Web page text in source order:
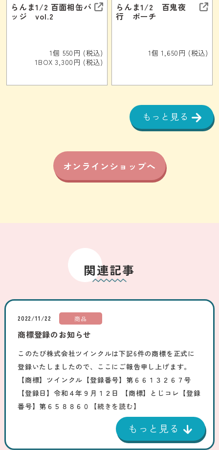
らんま1/2 百面相缶バ
ッジ vol.2
1個 550円 (税込)
1BOX 3,300円 (税込)
らんま1/2 百鬼夜
行 ポーチ
1個 1,650円 (税込)
もっと見る
オンラインショップへ
関連記事
2022/11/22 商品
商標登録のお知らせ
このたび株式会社ツインクルは下記6件の商標を正式に
登録いたしましたので、ここにご報告申し上げます。
【商標】ツインクル【登録番号】第６６１３２６７号
【登録日】令和４年９月１２日 【商標】とじコレ【登録
番号】第６５８８６０
【続きを読む】